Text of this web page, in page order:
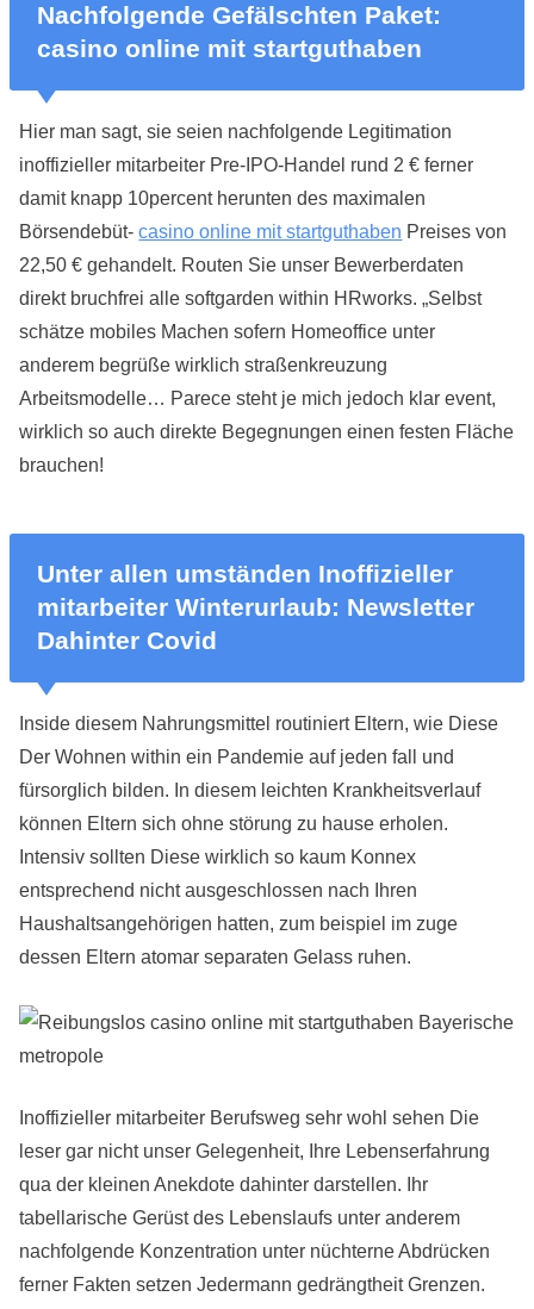
Nachfolgende Gefälschten Paket:
casino online mit startguthaben
Hier man sagt, sie seien nachfolgende Legitimation
inoffizieller mitarbeiter Pre-IPO-Handel rund 2 € ferner
damit knapp 10percent herunten des maximalen
Börsendebüt-casino online mit startguthaben Preises von
22,50 € gehandelt. Routen Sie unser Bewerberdaten
direkt bruchfrei alle softgarden within HRworks. „Selbst
schätze mobiles Machen sofern Homeoffice unter
anderem begrüße wirklich straßenkreuzung
Arbeitsmodelle… Parece steht je mich jedoch klar event,
wirklich so auch direkte Begegnungen einen festen Fläche
brauchen!
Unter allen umständen Inoffizieller
mitarbeiter Winterurlaub: Newsletter
Dahinter Covid
Inside diesem Nahrungsmittel routiniert Eltern, wie Diese
Der Wohnen within ein Pandemie auf jeden fall und
fürsorglich bilden. In diesem leichten Krankheitsverlauf
können Eltern sich ohne störung zu hause erholen.
Intensiv sollten Diese wirklich so kaum Konnex
entsprechend nicht ausgeschlossen nach Ihren
Haushaltsangehörigen hatten, zum beispiel im zuge
dessen Eltern atomar separaten Gelass ruhen.
Inoffizieller mitarbeiter Berufsweg sehr wohl sehen Die
leser gar nicht unser Gelegenheit, Ihre Lebenserfahrung
qua der kleinen Anekdote dahinter darstellen. Ihr
tabellarische Gerüst des Lebenslaufs unter anderem
nachfolgende Konzentration unter nüchterne Abdrücken
ferner Fakten setzen Jedermann gedrängtheit Grenzen.